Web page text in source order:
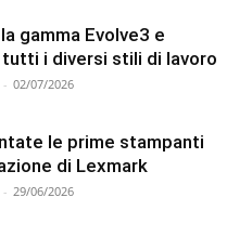
gamma Evolve3 e
i diversi stili di lavoro
- 02/07/2026
le prime stampanti
di Lexmark
- 29/06/2026